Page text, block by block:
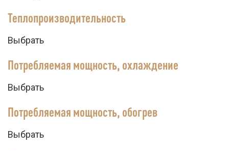
Теплопроизводительность
Выбрать
Потребляемая мощность, охлаждение
Выбрать
Потребляемая мощность, обогрев
Выбрать